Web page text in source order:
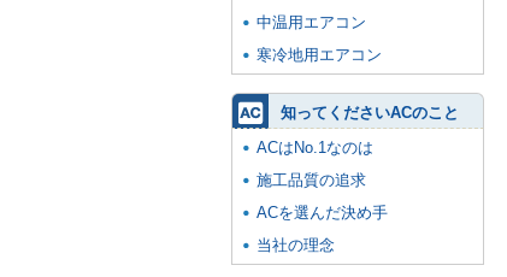
中温用エアコン
寒冷地用エアコン
知ってくださいACのこと
ACはNo.1なのは
施工品質の追求
ACを選んだ決め手
当社の理念